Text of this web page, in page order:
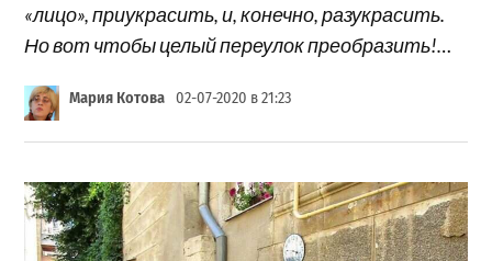
«лицо», приукрасить, и, конечно, разукрасить.
Но вот чтобы целый переулок преобразить!…
Мария Котова 02-07-2020 в 21:23